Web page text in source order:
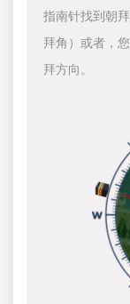
指南针找到朝
拜角）或者，
拜方向。